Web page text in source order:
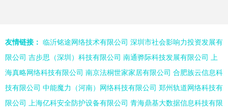
友情链接： 临沂铭途网络技术有限公司 深圳市社会影响力投资发展有
限公司 吉步思（深圳）科技有限公司 南通骅际科技发展有限公司
上
海真略网络科技有限公司 南京法桐世家家居有限公司 合肥族云信息科
技有限公司 中能魔力（河南）网络科技有限公司 郑州轨道网络科技有
限公司
上海亿科安全防护设备有限公司 青海鼎基大数据信息科技有限